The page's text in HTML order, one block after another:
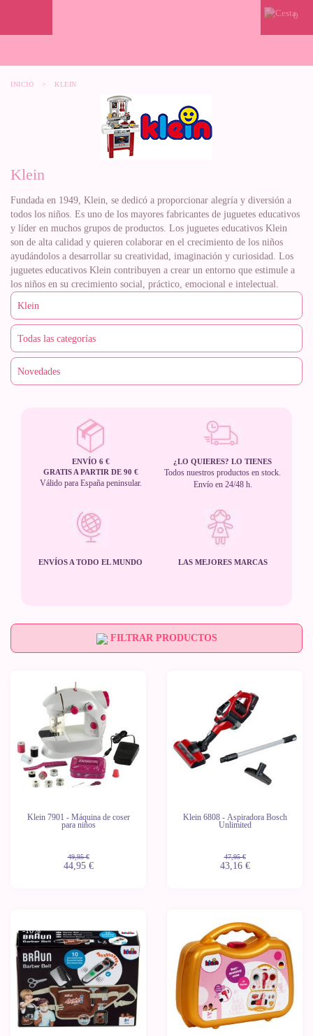
0
INICIO > KLEIN
Klein
Fundada en 1949, Klein, se dedicó a proporcionar alegría y diversión a
todos los niños. Es uno de los mayores fabricantes de juguetes educativos
y líder en muchos grupos de productos. Los juguetes educativos Klein
son de alta calidad y quieren colaborar en el crecimiento de los niños
ayudándolos a desarrollar su creatividad, imaginación y curiosidad. Los
juguetes educativos Klein contribuyen a crear un entorno que estimule a
los niños en su crecimiento social, práctico, emocional e intelectual.
ENVÍO 6 €
GRATIS A PARTIR DE 90 €
Válido para España peninsular.
¿LO QUIERES? LO TIENES
Todos nuestros productos en stock.
Envío en 24/48 h.
ENVÍOS A TODO EL MUNDO LAS MEJORES MARCAS
FILTRAR PRODUCTOS
Klein 7901 - Máquina de coser
para niños
49,95 €
44,95 €
Klein 6808 - Aspiradora Bosch
Unlimited
47,95 €
43,16 €
-10%